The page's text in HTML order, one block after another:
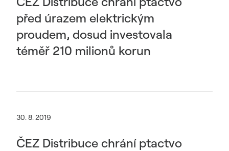
před úrazem elektrickým
proudem, dosud investovala
téměř 210 milionů korun
30. 8. 2019
ČEZ Distribuce chrání ptactvo